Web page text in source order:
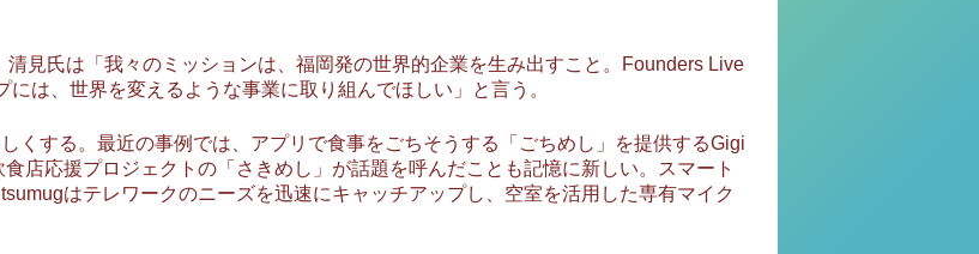
見氏は「我々のミッションは、福岡発の世界的企業を生み出すこと。Founders Live
は、世界を変えるような事業に取り組んでほしい」と言う。
くする。最近の事例では、アプリで食事をごちそうする「ごちめし」を提供するGigi
店応援プロジェクトの「さきめし」が話題を呼んだことも記憶に新しい。スマート
はテレワークのニーズを迅速にキャッチアップし、空室を活用した専有マイク